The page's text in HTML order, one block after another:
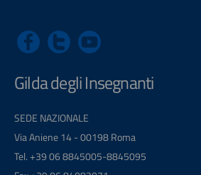
Gilda degli Insegnanti
SEDE NAZIONALE
Via Aniene 14 - 00198 Roma
Tel. +39 06 8845005-8845095